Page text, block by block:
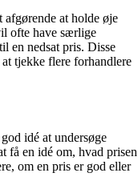
afgørende at holde øje
ofte have særlige
en nedsat pris. Disse
tjekke flere forhandlere
idé at undersøge
få en idé om, hvad prisen
om en pris er god eller